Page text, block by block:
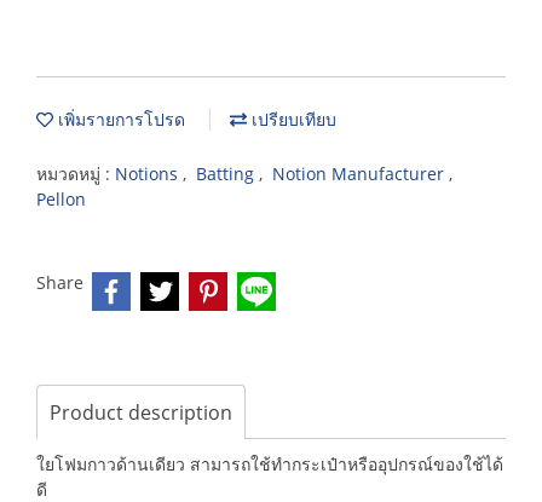
เพิ่มรายการโปรด เปรียบเทียบ
หมวดหมู่ : Notions , Batting , Notion Manufacturer ,
Pellon
Share
Product description
ใยโฟมกาวด้านเดียว สามารถใช้ทำกระเป๋าหรืออุปกรณ์ของใช้ได้
ดี